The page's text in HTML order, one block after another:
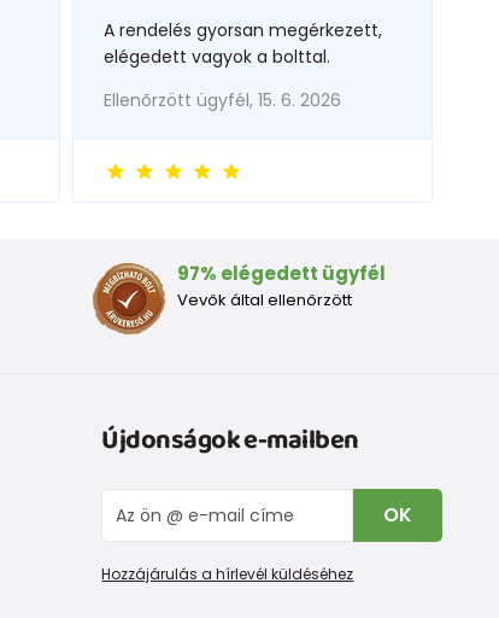
A rendelés gyorsan megérkezett,
elégedett vagyok a bolttal.
Ellenõrzött ügyfél, 15. 6. 2026
97% elégedett ügyfél
Vevők által ellenőrzött
Újdonságok e-mailben
OK
Hozzájárulás a hírlevél küldéséhez